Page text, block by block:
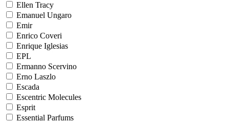
Ellen Tracy
Emanuel Ungaro
Emir
Enrico Coveri
Enrique Iglesias
EPL
Ermanno Scervino
Erno Laszlo
Escada
Escentric Molecules
Esprit
Essential Parfums